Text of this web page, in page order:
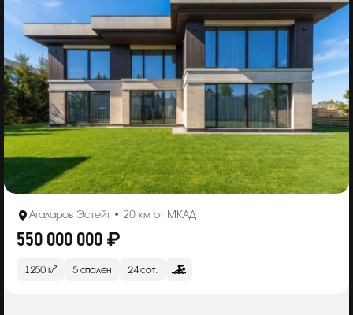
Агаларов Эстейт • 20 км от МКАД
550 000 000 ₽
1250 м² 5 спален 24 сот.